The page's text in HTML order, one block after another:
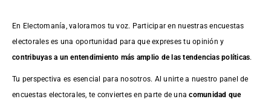
En Electomanía, valoramos tu voz. Participar en nuestras encuestas
electorales es una oportunidad para que expreses tu opinión y
contribuyas a un entendimiento más amplio de las tendencias políticas.
Tu perspectiva es esencial para nosotros. Al unirte a nuestro panel de
encuestas electorales, te conviertes en parte de unacomunidad que